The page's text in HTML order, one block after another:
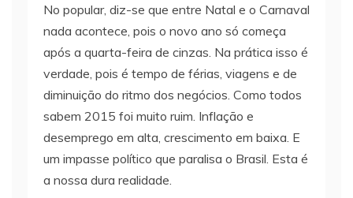
No popular, diz-se que entre Natal e o Carnaval
nada acontece, pois o novo ano só começa
após a quarta-feira de cinzas. Na prática isso é
verdade, pois é tempo de férias, viagens e de
diminuição do ritmo dos negócios. Como todos
sabem 2015 foi muito ruim. Inflação e
desemprego em alta, crescimento em baixa. E
um impasse político que paralisa o Brasil. Esta é
a nossa dura realidade.